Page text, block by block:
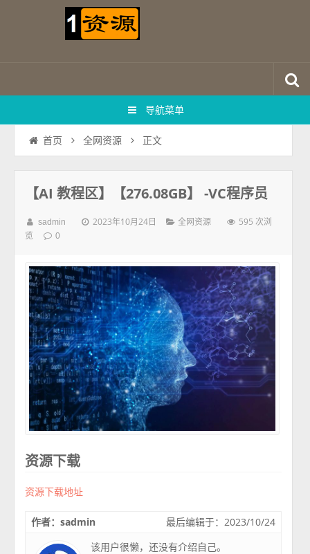
导航菜单
首页 全网资源 正文
【AI 教程区】【276.08GB】 -VC程序员
sadmin 2023年10月24日 全网资源
595 次浏
览
0
资源下载
资源下载地址
最后编辑于：2023/10/24
作者：sadmin
该用户很懒，还没有介绍自己。